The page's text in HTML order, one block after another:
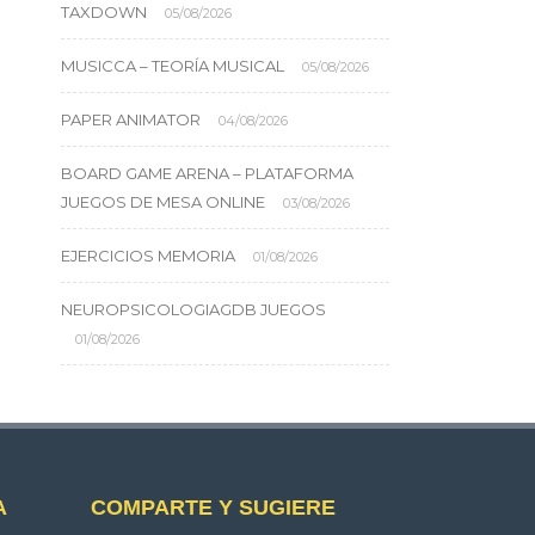
TAXDOWN 05/08/2026
MUSICCA – TEORÍA MUSICAL 05/08/2026
PAPER ANIMATOR 04/08/2026
BOARD GAME ARENA – PLATAFORMA
JUEGOS DE MESA ONLINE
03/08/2026
EJERCICIOS MEMORIA 01/08/2026
NEUROPSICOLOGIAGDB JUEGOS
01/08/2026
COMPARTE Y SUGIERE